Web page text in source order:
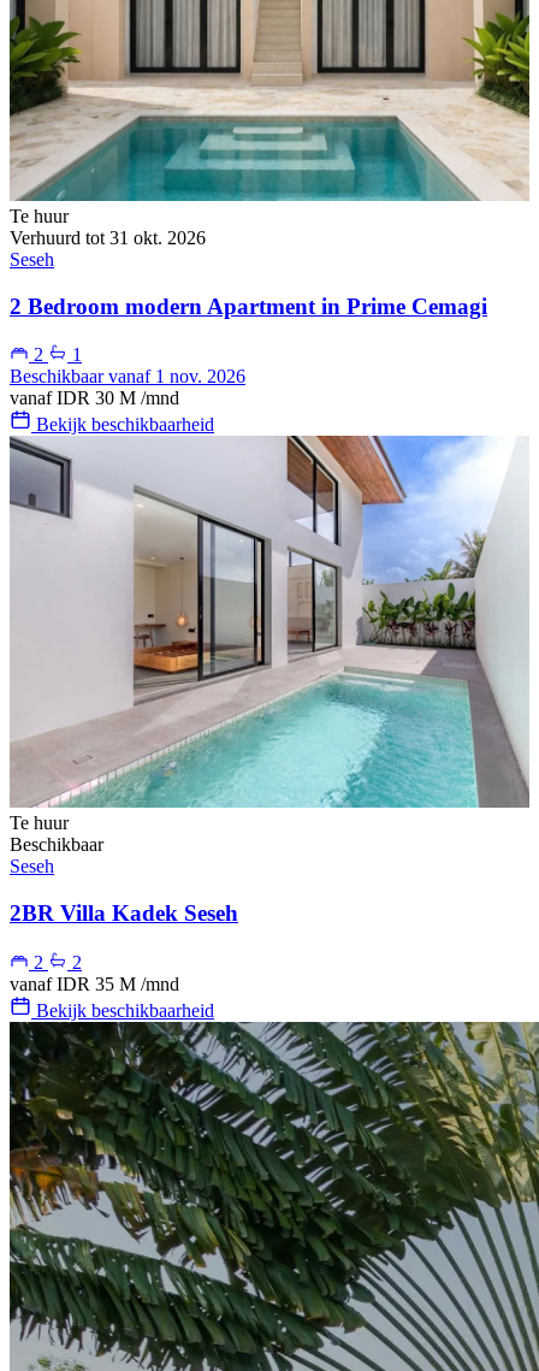
Te huur
Verhuurd tot 31 okt. 2026
Seseh
2 Bedroom modern Apartment in Prime Cemagi
2
1
Beschikbaar vanaf 1 nov. 2026
vanaf IDR 30 M /mnd
Bekijk beschikbaarheid
Te huur
Beschikbaar
Seseh
2BR Villa Kadek Seseh
2
2
vanaf IDR 35 M /mnd
Bekijk beschikbaarheid